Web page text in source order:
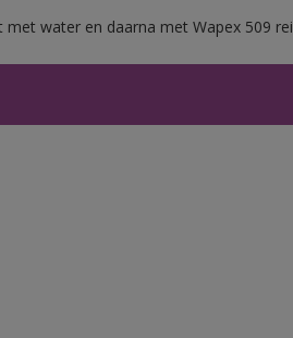
met water en daarna met Wapex 509